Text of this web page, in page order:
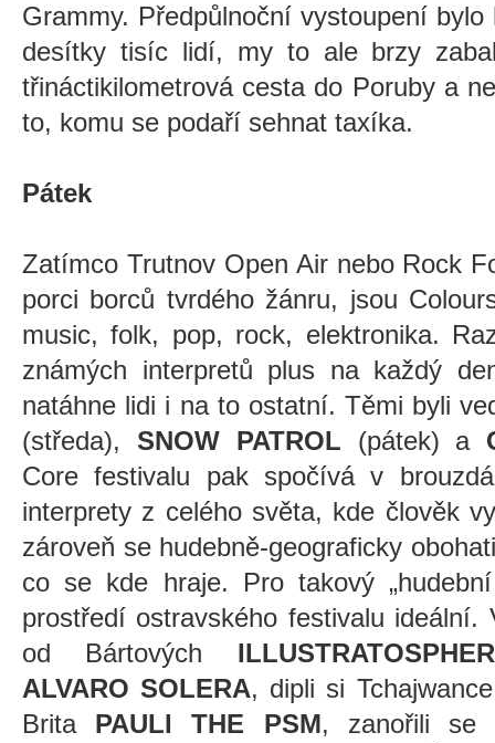
Grammy. Předpůlnoční vystoupení
desítky tisíc lidí, my to ale brzy
třináctikilometrová cesta do Poruby a
to, komu se podaří sehnat taxíka.
Pátek
Zatímco Trutnov Open Air nebo Rock
porci borců tvrdého žánru, jsou
music, folk, pop, rock, elektronika.
známých interpretů plus na každý
natáhne lidi i na to ostatní. Těmi byli
(středa), SNOW PATROL (pátek) a
Core festivalu pak spočívá v
interprety z celého světa, kde člověk
zároveň se hudebně-geograficky
co se kde hraje. Pro takový
prostředí ostravského festivalu
od Bártových
ALVARO SOLERA, dipli si
Brita PAULI THE PSM, zanořili